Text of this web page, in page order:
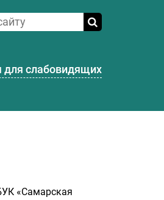
для слабовидящих
«Самарская